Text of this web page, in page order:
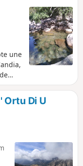
une
Ortu Di U